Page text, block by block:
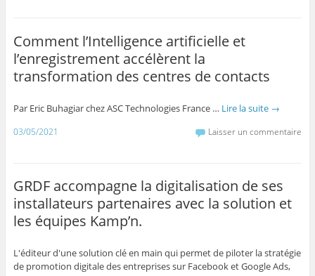
Comment l’Intelligence artificielle et
l’enregistrement accélèrent la
transformation des centres de contacts
Par Eric Buhagiar chez ASC Technologies France … Lire la suite →
03/05/2021 Laisser un commentaire
GRDF accompagne la digitalisation de ses
installateurs partenaires avec la solution et
les équipes Kamp’n.
L'éditeur d'une solution clé en main qui permet de piloter la stratégie
de promotion digitale des entreprises sur Facebook et Google Ads,